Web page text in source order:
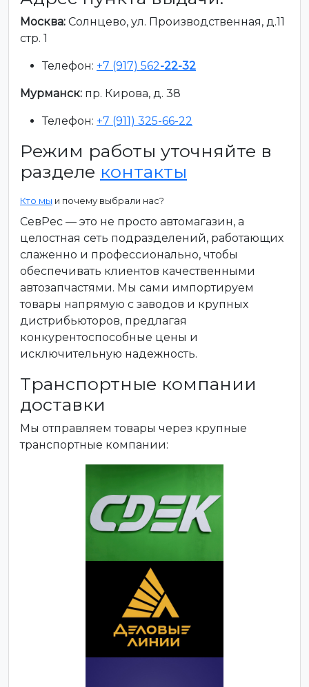
Москва: Солнцево, ул. Производственная, д.11
стр. 1
Телефон: +7 (917) 562-22-32
Мурманск: пр. Кирова, д. 38
Телефон: +7 (911) 325-66-22
Режим работы уточняйте в
разделе контакты
Кто мы и почему выбрали нас?
СевРес — это не просто автомагазин, а
целостная сеть подразделений, работающих
слаженно и профессионально, чтобы
обеспечивать клиентов качественными
автозапчастями. Мы сами импортируем
товары напрямую с заводов и крупных
дистрибьюторов, предлагая
конкурентоспособные цены и
исключительную надежность.
Транспортные компании
доставки
Мы отправляем товары через крупные
транспортные компании: